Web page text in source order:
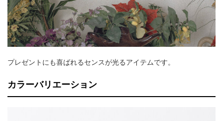
プレゼントにも喜ばれるセンスが光るアイテムです。
カラーバリエーション